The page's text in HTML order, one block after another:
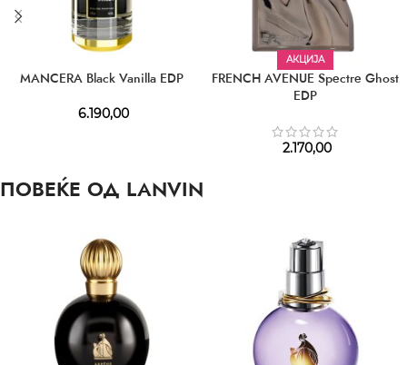
MANCERA Black Vanilla EDP
6.190,00
АКЦИЈА
FRENCH AVENUE Spectre Ghost
EDP
2.170,00
ПОВЕЌЕ ОД LANVIN